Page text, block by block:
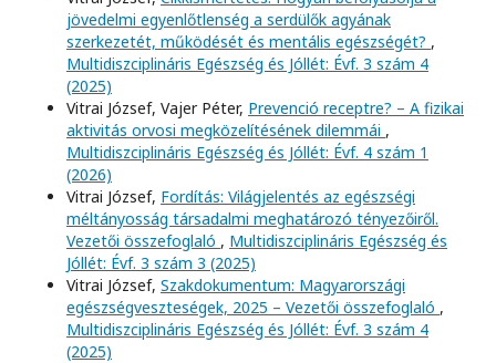
jövedelmi egyenlőtlenség a serdülők agyának
szerkezetét, működését és mentális egészségét? ,
Multidiszciplináris Egészség és Jóllét: Évf. 3 szám 4
(2025)
Vitrai József, Vajer Péter, Prevenció receptre? – A fizikai
aktivitás orvosi megközelítésének dilemmái ,
Multidiszciplináris Egészség és Jóllét: Évf. 4 szám 1
(2026)
Vitrai József, Fordítás: Világjelentés az egészségi
méltányosság társadalmi meghatározó tényezőiről.
Vezetői összefoglaló , Multidiszciplináris Egészség és
Jóllét: Évf. 3 szám 3 (2025)
Vitrai József, Szakdokumentum: Magyarországi
egészségveszteségek, 2025 – Vezetői összefoglaló ,
Multidiszciplináris Egészség és Jóllét: Évf. 3 szám 4
(2025)